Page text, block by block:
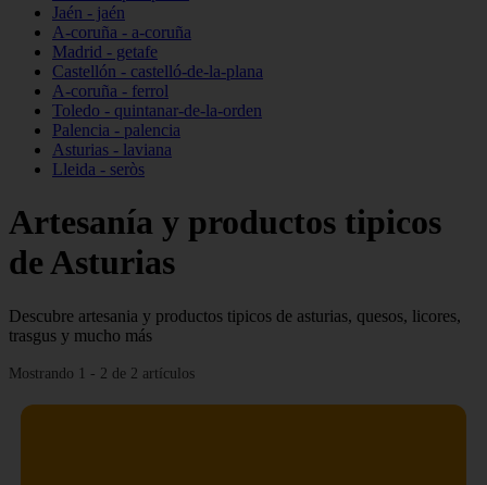
Jaén - jaén
A-coruña - a-coruña
Madrid - getafe
Castellón - castelló-de-la-plana
A-coruña - ferrol
Toledo - quintanar-de-la-orden
Palencia - palencia
Asturias - laviana
Lleida - seròs
Artesanía y productos tipicos
de Asturias
Descubre artesania y productos tipicos de asturias, quesos, licores,
trasgus y mucho más
Mostrando 1 - 2 de 2 artículos